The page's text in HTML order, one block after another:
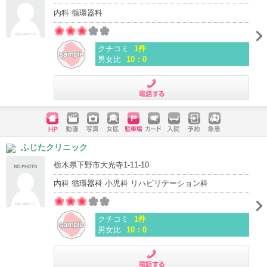
内科 循環器科
クチコミ
1件
男女比 10：0
ホームペ
ージ
動画 写真 女医 駐車場
クレジッ
入院 予約 急患
ふじたクリニック
栃木県下野市大光寺1-11-10
内科 循環器科 小児科 リハビリテーション科
クチコミ
1件
男女比
10：0